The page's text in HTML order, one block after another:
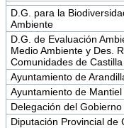
D.G. para la
Ambiente
D.G. de Evaluación
Medio Ambiente y Des.
Comunidades de
Ayuntamiento de
Ayuntamiento de Mantiel
Delegación del
Diputación Provincial de